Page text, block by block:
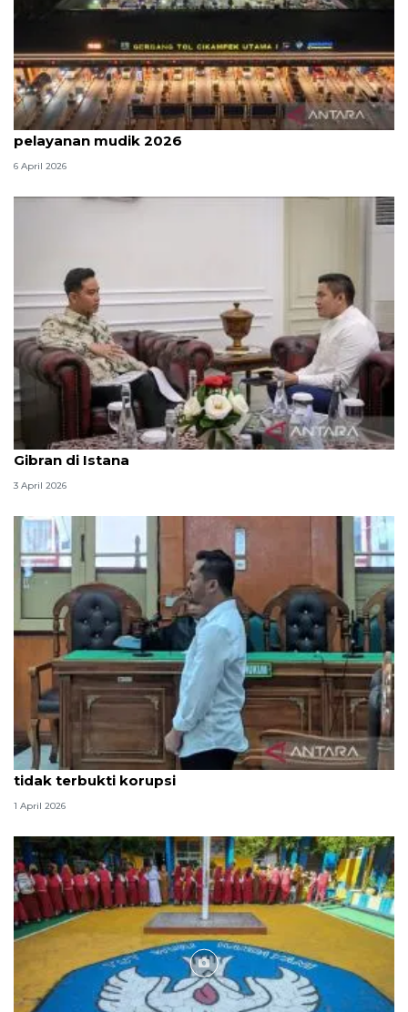
Survei: 88,8 persen responden puas dengan
pelayanan mudik 2026
6 April 2026
Seskab Teddy silaturahmi Idul Fitri ke Wapres
Gibran di Istana
3 April 2026
Hakim PN Medan vonis bebas Amsal Sitepu karena
tidak terbukti korupsi
1 April 2026